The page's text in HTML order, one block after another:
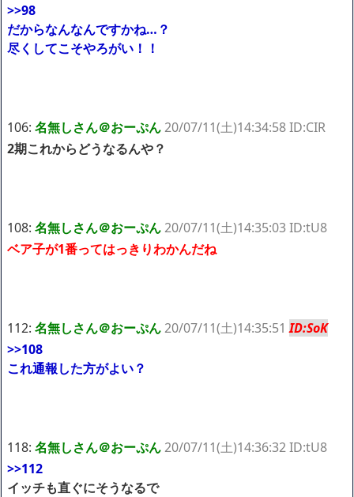
>>98
だからなんなんですかね…？
尽くしてこそやろがい！！
106: 名無しさん＠おーぷん20/07/11(土)14:34:58 ID:CIR
2期これからどうなるんや？
108: 名無しさん＠おーぷん20/07/11(土)14:35:03 ID:tU8
ベア子が1番ってはっきりわかんだね
112: 名無しさん＠おーぷん20/07/11(土)14:35:51ID:SoK
>>108
これ通報した方がよい？
118: 名無しさん＠おーぷん20/07/11(土)14:36:32 ID:tU8
>>112
イッチも直ぐにそうなるで